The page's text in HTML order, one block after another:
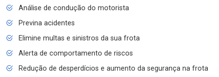
Análise de condução do motorista
Previna acidentes
Elimine multas e sinistros da sua frota
Alerta de comportamento de riscos
Redução de desperdícios e aumento da segurança na frota